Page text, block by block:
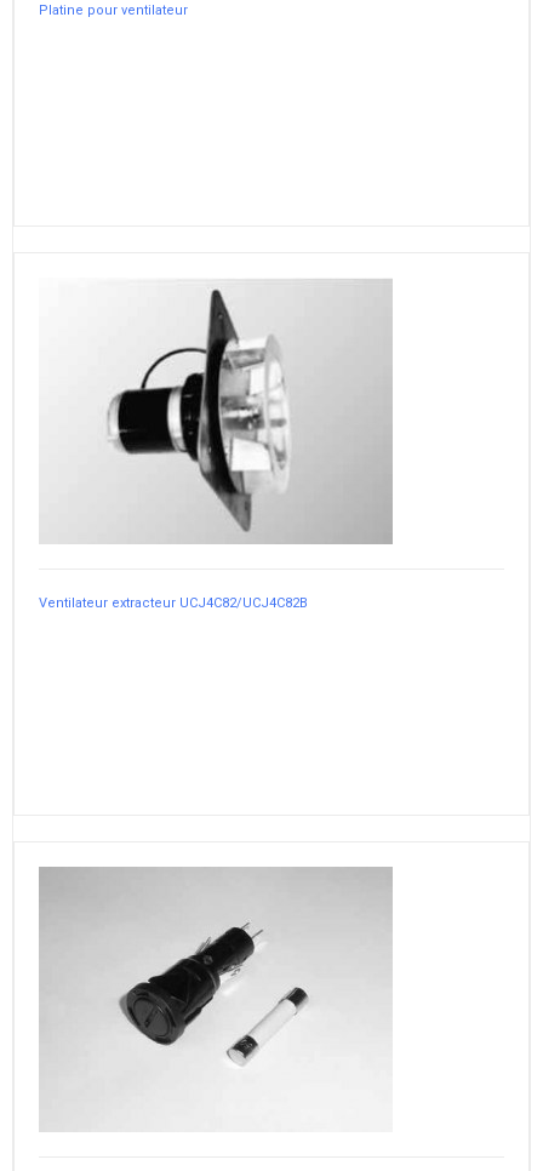
Platine pour ventilateur
Ventilateur extracteur UCJ4C82/UCJ4C82B